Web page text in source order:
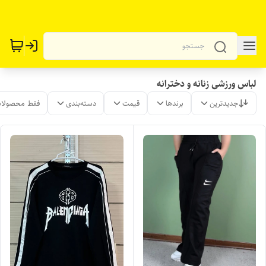
لباس ورزشی زنانه و دخترانه
جدیدترین برندها قیمت دسته‌بندی فقط